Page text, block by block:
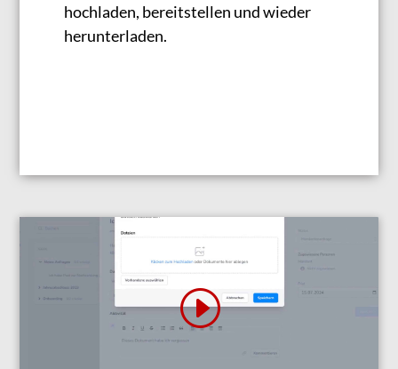
hochladen, bereitstellen und wieder
herunterladen.